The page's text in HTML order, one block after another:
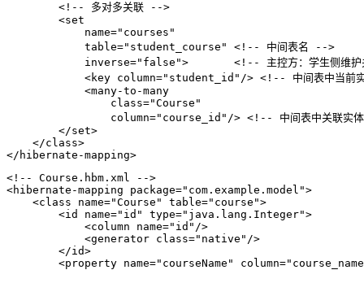
<!-- 多对多关联 -->
<set
name="courses"
table="student_course" <! -- 中间表名 -->
            inverse="false">
<!-- 主控方：学生侧维
<key column="student_id" /> <!-- 中间表中当前
<many-to-many
class="Course"
column="course_id" /> <!-- 中间表中关联实
</set>
</class>
</ hibernate-mapping>
<!-- Course.hbm.xml -->
<hibernate-mapping package="com.example.model">
<class name="Course" table="course">
<id name="id" type="java.lang.Integer">
<column name="id" />
<generator class="native" />
</id>
<property name="courseName" column=